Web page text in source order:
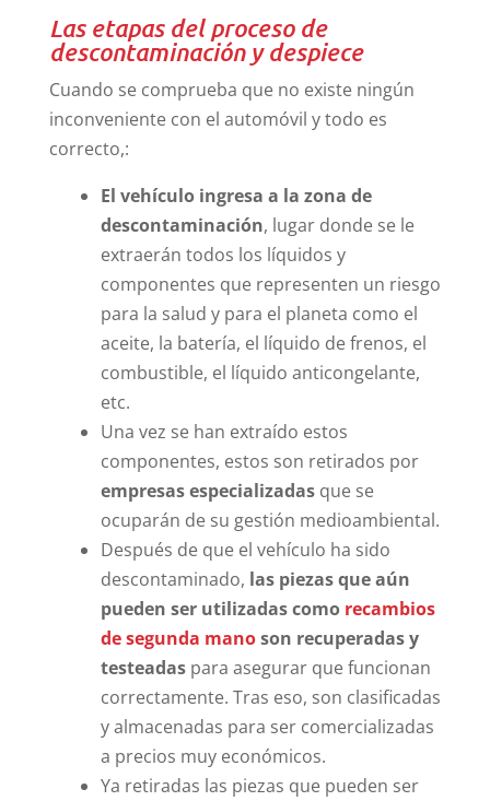
Las etapas del proceso de
descontaminación y despiece
Cuando se comprueba que no existe ningún
inconveniente con el automóvil y todo es
correcto,:
El vehículo ingresa a la zona de
descontaminación, lugar donde se le
extraerán todos los líquidos y
componentes que representen un riesgo
para la salud y para el planeta como el
aceite, la batería, el líquido de frenos, el
combustible, el líquido anticongelante,
etc.
Una vez se han extraído estos
componentes, estos son retirados por
empresas especializadasque se
ocuparán de su gestión medioambiental.
Después de que el vehículo ha sido
descontaminado, las piezas que aún
pueden ser utilizadas como recambios
de segunda manoson recuperadas y
testeadaspara asegurar que funcionan
correctamente. Tras eso, son clasificadas
y almacenadas para ser comercializadas
a precios muy económicos.
Ya retiradas las piezas que pueden ser